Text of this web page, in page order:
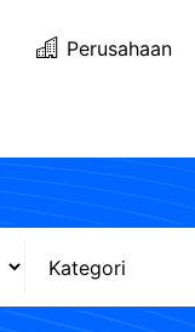
Perusahaan